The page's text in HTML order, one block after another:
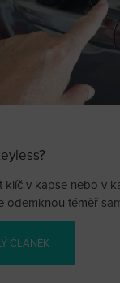
klíč v kapse nebo v
odemknou téměř
ČLÁNEK